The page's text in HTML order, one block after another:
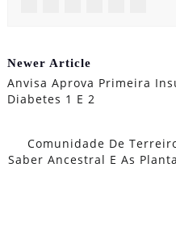
Newer Article
Anvisa Aprova Primeira
Diabetes 1 E 2
Comunidade De
Saber Ancestral E As